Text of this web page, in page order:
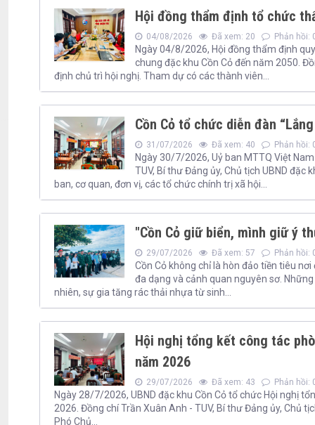
Hội đồng thẩm định tổ chức
04/08/2026 Đã xem: 20 Phản hồi:
Ngày 04/8/2026, Hội đồng thẩm định
chung đặc khu Cồn Cỏ đến năm 2050.
định chủ trì hội nghị. Tham dự có các thành viên...
Cồn Cỏ tổ chức diễn đàn
31/07/2026 Đã xem: 40 Phản hồi:
Ngày 30/7/2026, Uỷ ban MTTQ Việt
TUV, Bí thư Đảng ủy, Chủ tịch UBND đặc
ban, cơ quan, đơn vị, các tổ chức chính trị xã hội...
"Cồn Cỏ giữ biển, mình giữ ý
29/07/2026 Đã xem: 57 Phản hồi:
Cồn Cỏ không chỉ là hòn đảo tiền tiêu
đa dạng và cảnh quan nguyên sơ.
nhiên, sự gia tăng rác thải nhựa từ sinh...
Hội nghị tổng kết công tác
năm 2026
29/07/2026 Đã xem: 43 Phản hồi:
Ngày 28/7/2026, UBND đặc khu Cồn Cỏ tổ chức Hội nghị
2026. Đồng chí Trần Xuân Anh - TUV, Bí thư Đảng ủy, Chủ
Phó Chủ...